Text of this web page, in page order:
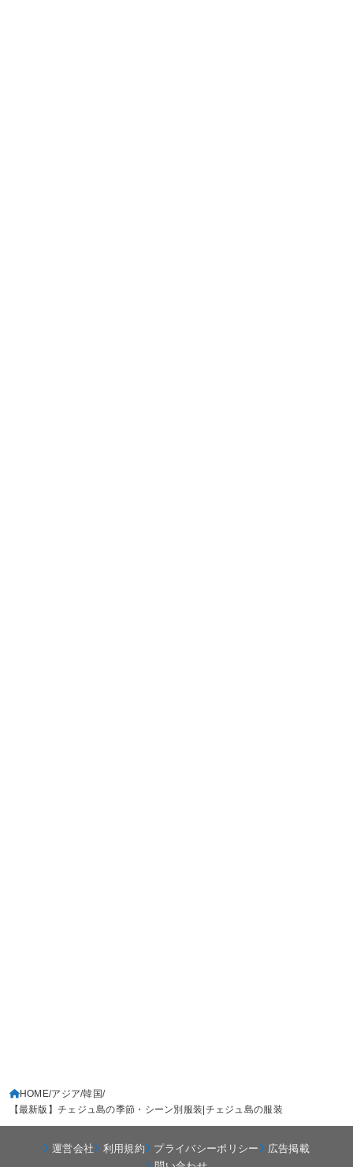
HOME アジア 韓国
【最新版】チェジュ島の季節・シーン別服装|チェジュ島の服装
運営会社 利用規約 プライバシーポリシー
広告掲載